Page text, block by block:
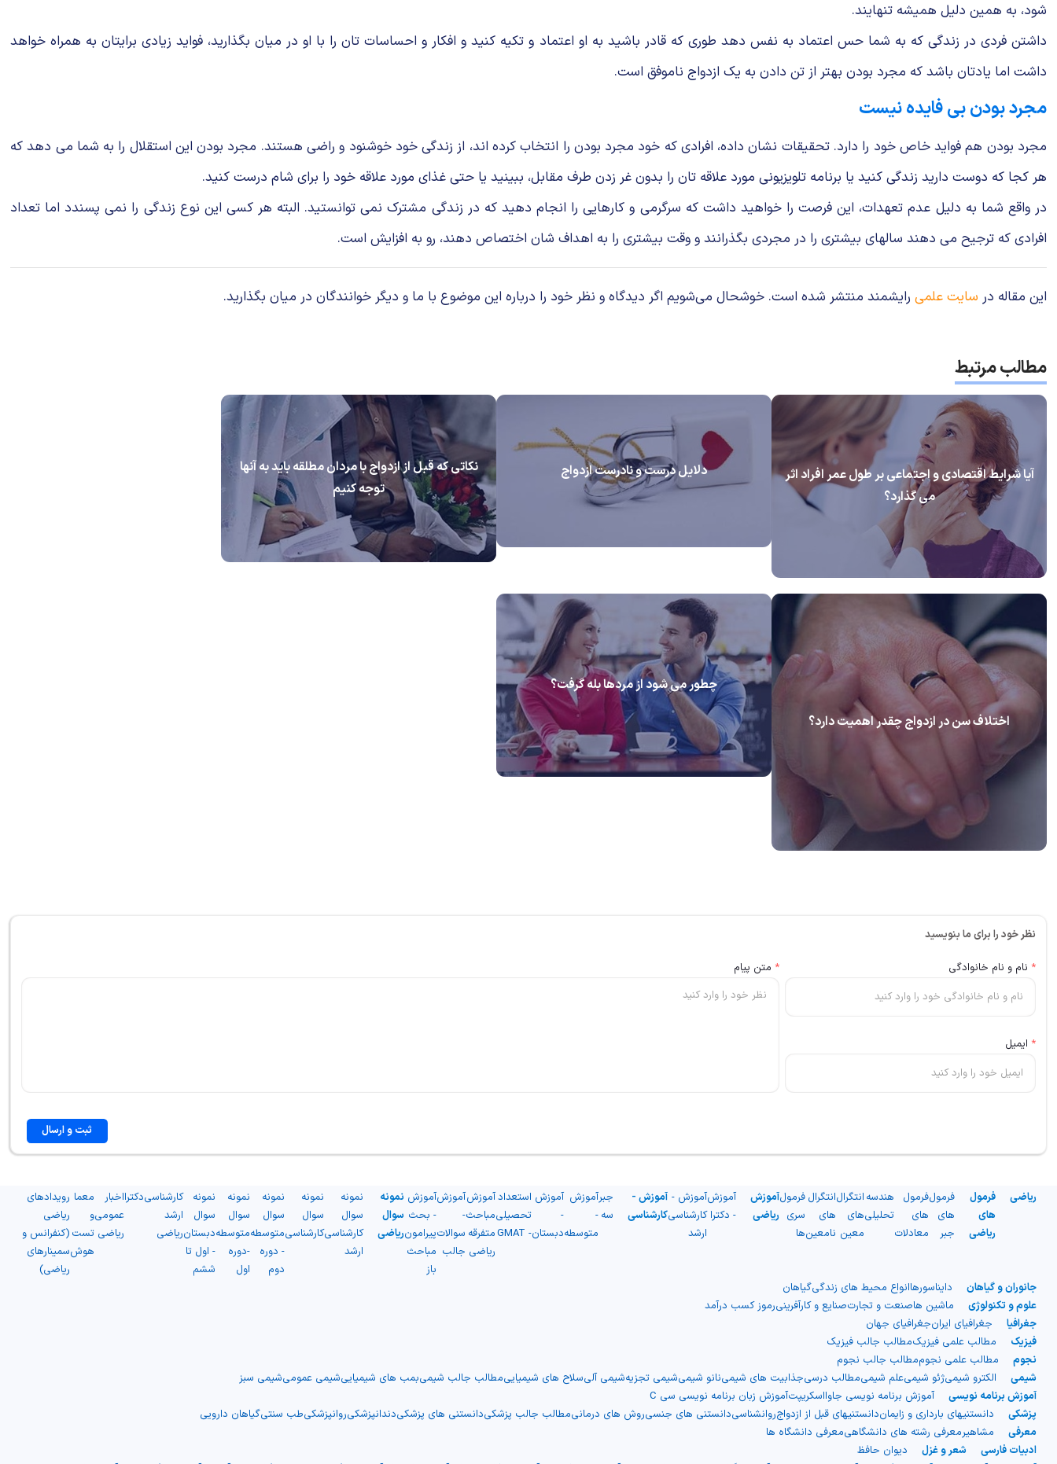
شود، به همین دلیل همیشه تنهایند.
داشتن فردی در زندگی که به شما حس اعتماد به نفس دهد طوری که قادر باشید به او اعتماد و تکیه کنید و افکار و احساسات تان را با او در میان بگذارید، فواید زیادی برایتان به همراه خواهد
داشت اما یادتان باشد که مجرد بودن بهتر از تن دادن به یک ازدواج ناموفق است.
مجرد بودن بی فایده نیست
مجرد بودن هم فواید خاص خود را دارد. تحقیقات نشان داده، افرادی که خود مجرد بودن را انتخاب کرده اند، از زندگی خود خوشنود و راضی هستند. مجرد بودن این استقلال را به شما می دهد که
هر کجا که دوست دارید زندگی کنید یا برنامه تلویزیونی مورد علاقه تان را بدون غر زدن طرف مقابل، ببینید یا حتی غذای مورد علاقه خود را برای شام درست کنید.
در واقع شما به دلیل عدم تعهدات، این فرصت را خواهید داشت که سرگرمی و کارهایی را انجام دهید که در زندگی مشترک نمی توانستید. البته هر کسی این نوع زندگی را نمی پسندد اما تعداد
افرادی که ترجیح می دهند سالهای بیشتری را در مجردی بگذرانند و وقت بیشتری را به اهداف شان اختصاص دهند، رو به افزایش است.
این مقاله در سایت علمی رایشمند منتشر شده است. خوشحال می‌شویم اگر دیدگاه و نظر خود را درباره این موضوع با ما و دیگر خوانندگان در میان بگذارید.
مطالب مرتبط
آیا شرایط اقتصادی و اجتماعی بر طول عمر افراد اثر
می گذارد؟
دلایل درست و نادرست ازدواج
نکاتی که قبل از ازدواج با مردان مطلقه باید به آنها
توجه کنیم
اختلاف سن در ازدواج چقدر اهمیت دارد؟
چطور می شود از مردها بله گرفت؟
نظر خود را برای ما بنویسید
* نام و نام خانوادگی
* ایمیل
* متن پیام
ثبت و ارسال
ریاضی
فرمول
های
ریاضی
فرمول
های
جبر
فرمول
های
معادلات
هندسه
تحلیلی
انتگرال
های
معین
انتگرال
های
نامعین
فرمول
سری
ها
آموزش
ریاضی
آموزش
- دکترا
آموزش -
کارشناسی
ارشد
آموزش -
کارشناسی
جبر
سه
آموزش
-
متوسطه
آموزش
-
دبستان
استعداد
تحصیلی
- GMAT
آموزش
مباحث
متفرقه
ریاضی
آموزش
-
سوالات
جالب
آموزش
- بحث
پیرامون
مباحث
باز
نمونه
سوال
ریاضی
نمونه
سوال
کارشناسی
ارشد
نمونه
سوال
کارشناسی
نمونه
سوال
متوسطه
- دوره
دوم
نمونه
سوال
متوسطه
-دوره
اول
نمونه
سوال
دبستان
- اول تا
ششم
کارشناسی
ارشد
ریاضی
دکترااخبار
عمومی
ریاضی
معما
و
تست
هوش
رویدادهای
ریاضی
(کنفرانس و
سمینارهای
ریاضی)
جانوران و گیاهان
دایناسورهاانواع محیط های زندگیگیاهان
علوم و تکنولوژی
ماشین هاصنعت و تجارتصنایع و کارآفرینیرموز کسب درآمد
جغرافیا
جغرافیای ایرانجغرافیای جهان
فیزیک
مطالب علمی فیزیکمطالب جالب فیزیک
نجوم
مطالب علمی نجوممطالب جالب نجوم
شیمی
الکترو شیمیژئو شیمیعلم شیمیمطالب درسیجذابیت های شیمینانو شیمیشیمی تجزیهشیمی آلیسلاح های شیمیاییمطالب جالب شیمیبمب های شیمیاییشیمی عمومیشیمی سبز
آموزش برنامه نویسی
آموزش برنامه نویسی جاوااسکریپتآموزش زبان برنامه نویسی سی C
پزشکی
دانستنیهای بارداری و زایماندانستنیهای قبل از ازدواجروانشناسیدانستنی های جنسیروش های درمانیمطالب جالب پزشکیدانستنی های پزشکیدندانپزشکیروانپزشکیطب سنتیگیاهان دارویی
معرفی
مشاهیرمعرفی رشته های دانشگاهیمعرفی دانشگاه ها
ادبیات فارسی
شعر و غزل
دیوان حافظ